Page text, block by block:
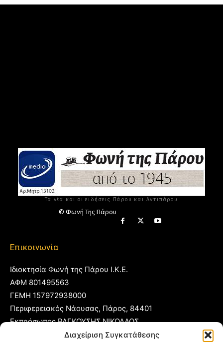
Διαχείριση Συγκατάθεσης
Τα νέα και οι ειδήσεις Πάρου και Αντιπάρου
© Φωνή Της Πάρου
Επικοινωνία
Ιδιοκτησία Φωνή της Πάρου Ι.Κ.Ε.
ΑΦΜ 801495563
ΓΕΜΗ 157972938000
Περιφερειακός Νάουσας, Πάρος, 84401
Εκπρόσωπος ΡΑΓΚΟΥΣΗΣ ΝΙΚΟΛΑΟΣ